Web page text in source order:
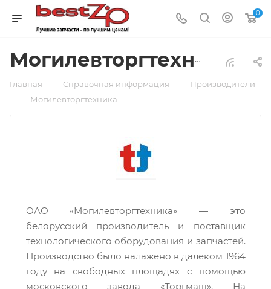
0
Могилевторгтехника
Главная — Справочная информация — Производители
— Могилевторгтехника
ОАО «Могилевторгтехника» — это
белорусский производитель и поставщик
технологического оборудования и запчастей.
Производство было налажено в далеком 1964
году на свободных площадях с помощью
московского завода «Торгмаш». На